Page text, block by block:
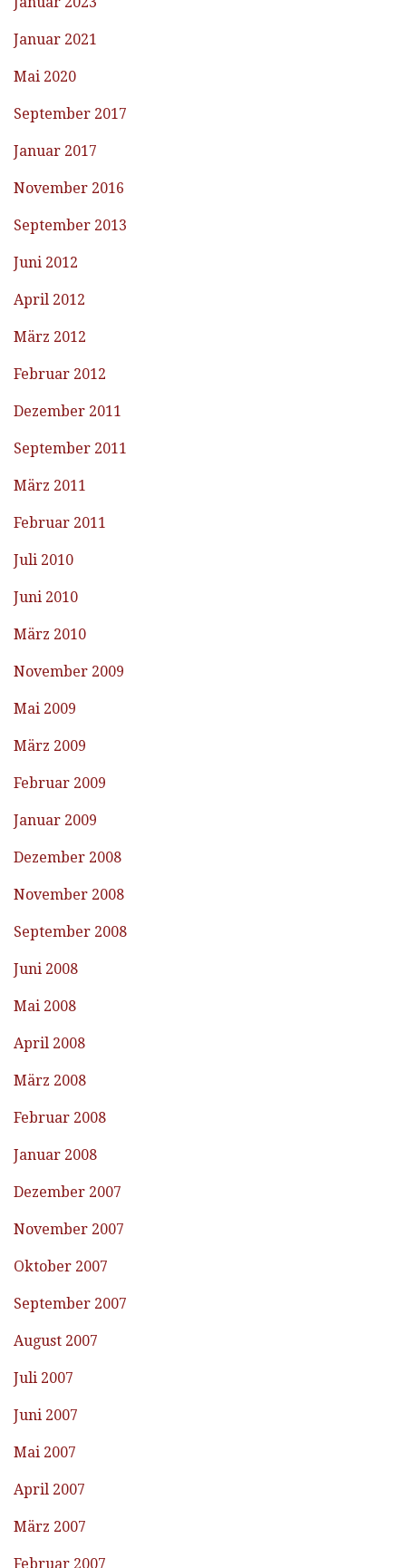
Januar 2021
Mai 2020
September 2017
Januar 2017
November 2016
September 2013
Juni 2012
April 2012
März 2012
Februar 2012
Dezember 2011
September 2011
März 2011
Februar 2011
Juli 2010
Juni 2010
März 2010
November 2009
Mai 2009
März 2009
Februar 2009
Januar 2009
Dezember 2008
November 2008
September 2008
Juni 2008
Mai 2008
April 2008
März 2008
Februar 2008
Januar 2008
Dezember 2007
November 2007
Oktober 2007
September 2007
August 2007
Juli 2007
Juni 2007
Mai 2007
April 2007
März 2007
Februar 2007